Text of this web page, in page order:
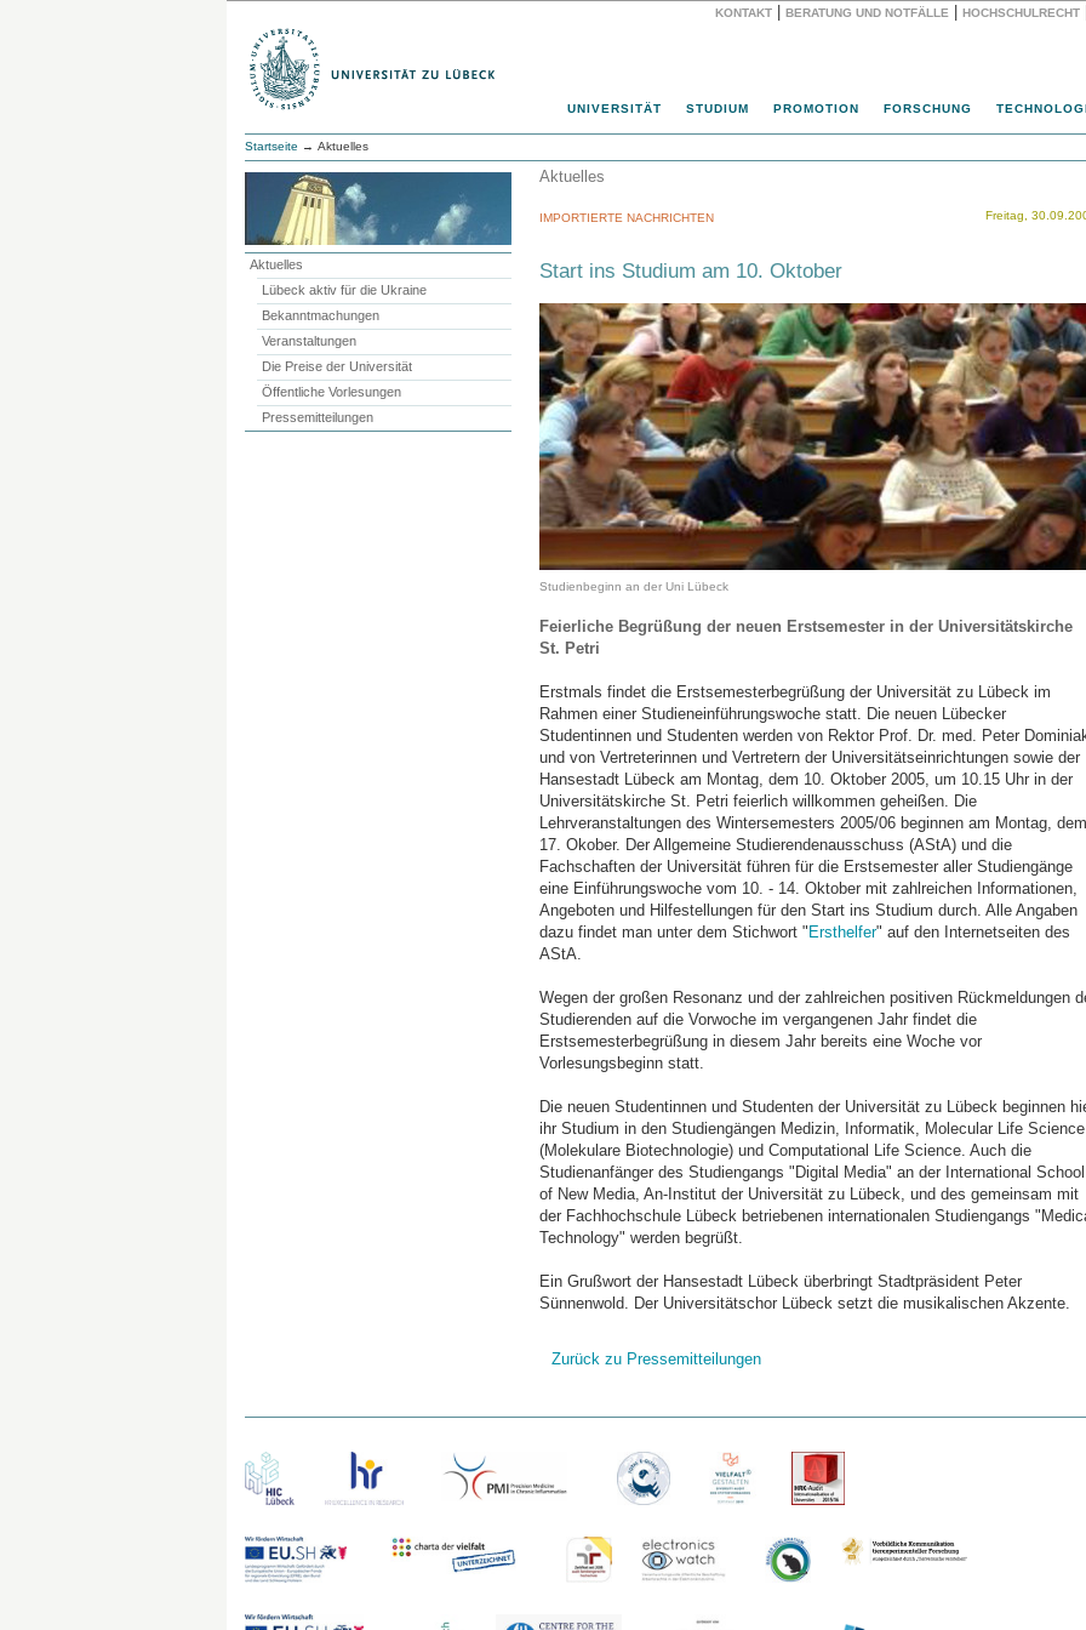
KONTAKT BERATUNG UND NOTFÄLLE HOCHSCHULRECHT
UNIVERSITÄT STUDIUM PROMOTION FORSCHUNG
Startseite → Aktuelles
Aktuelles
Lübeck aktiv für die Ukraine
Bekanntmachungen
Veranstaltungen
Die Preise der Universität
Öffentliche Vorlesungen
Pressemitteilungen
Aktuelles
Freitag,
IMPORTIERTE NACHRICHTEN
Start ins Studium am 10. Oktober
Studienbeginn an der Uni Lübeck
Feierliche Begrüßung der neuen Erstsemester in der Universitätskirche
St. Petri
Erstmals findet die Erstsemesterbegrüßung der Universität zu Lübeck im
Rahmen einer Studieneinführungswoche statt. Die neuen Lübecker
Studentinnen und Studenten werden von Rektor Prof. Dr. med. Peter
und von Vertreterinnen und Vertretern der Universitätseinrichtungen sowie der
Hansestadt Lübeck am Montag, dem 10. Oktober 2005, um 10.15 Uhr in der
Universitätskirche St. Petri feierlich willkommen geheißen. Die
Lehrveranstaltungen des Wintersemesters 2005/06 beginnen am Montag, dem
17. Okober. Der Allgemeine Studierendenausschuss (AStA) und die
Fachschaften der Universität führen für die Erstsemester aller Studiengänge
eine Einführungswoche vom 10. - 14. Oktober mit zahlreichen Informationen,
Angeboten und Hilfestellungen für den Start ins Studium durch. Alle Angaben
dazu findet man unter dem Stichwort " Ersthelfer" auf den Internetseiten des
AStA.
Wegen der großen Resonanz und der zahlreichen positiven Rückmeldungen
Studierenden auf die Vorwoche im vergangenen Jahr findet die
Erstsemesterbegrüßung in diesem Jahr bereits eine Woche vor
Vorlesungsbeginn statt.
Die neuen Studentinnen und Studenten der Universität zu Lübeck beginnen
ihr Studium in den Studiengängen Medizin, Informatik, Molecular Life Science
(Molekulare Biotechnologie) und Computational Life Science. Auch die
Studienanfänger des Studiengangs "Digital Media" an der International School
of New Media, An-Institut der Universität zu Lübeck, und des gemeinsam mit
der Fachhochschule Lübeck betriebenen internationalen Studiengangs
Technology" werden begrüßt.
Ein Grußwort der Hansestadt Lübeck überbringt Stadtpräsident Peter
Sünnenwold. Der Universitätschor Lübeck setzt die musikalischen Akzente.
Zurück zu Pressemitteilungen